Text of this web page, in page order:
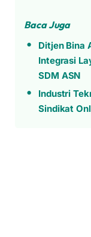
Baca Juga
Ditjen Bina
Integrasi
SDM ASN
Industri
Sindikat